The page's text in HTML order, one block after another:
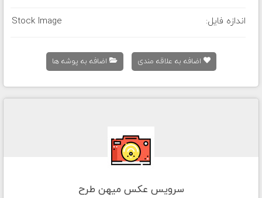
اندازه فایل: Stock Image
اضافه به علاقه مندی اضافه به پوشه ها
سرویس عکس میهن طرح